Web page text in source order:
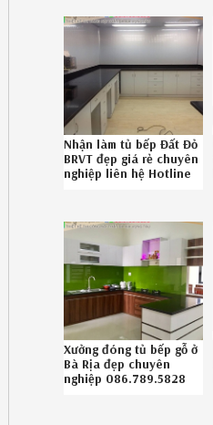
Nhận làm tủ bếp Đất Đỏ
BRVT đẹp giá rẻ chuyên
nghiệp liên hệ Hotline
Xưởng đóng tủ bếp gỗ ở
Bà Rịa đẹp chuyên
nghiệp 086.789.5828